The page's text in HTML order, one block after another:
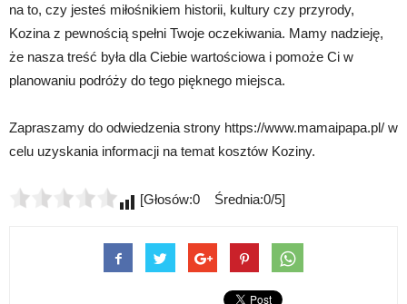
na to, czy jesteś miłośnikiem historii, kultury czy przyrody,
Kozina z pewnością spełni Twoje oczekiwania. Mamy nadzieję,
że nasza treść była dla Ciebie wartościowa i pomoże Ci w
planowaniu podróży do tego pięknego miejsca.
Zapraszamy do odwiedzenia strony https://www.mamaipapa.pl/ w
celu uzyskania informacji na temat kosztów Koziny.
[Głosów:0 Średnia:0/5]